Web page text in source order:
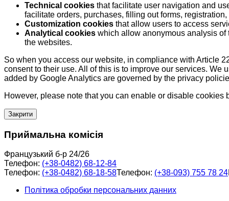
Technical cookies that facilitate user navigation and
facilitate orders, purchases, filling out forms,
Customization cookies that allow users to access
Analytical cookies which allow anonymous analysis
the websites.
So when you access our website, in compliance with Article
consent to their use. All of this is to improve our services.
added by Google Analytics are governed by the privacy
However, please note that you can enable or disable cookies
Закрити
Приймальна комісія
Французький б-р 24/26
Телефон: (+38-0482) 68-12-84
Телефон: (+38-0482) 68-18-58Телефон: (+38-093) 755 78 24
Політика обробки персональних данних